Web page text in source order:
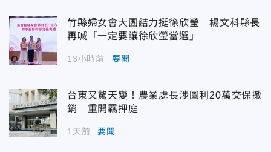
竹縣婦女會大團結力挺徐欣瑩 楊文科縣長
再喊「一定要讓徐欣瑩當選」
13小時前 要聞
台東又驚天變！農業處長涉圖利20萬交保撤
銷 重開羈押庭
1天前 要聞